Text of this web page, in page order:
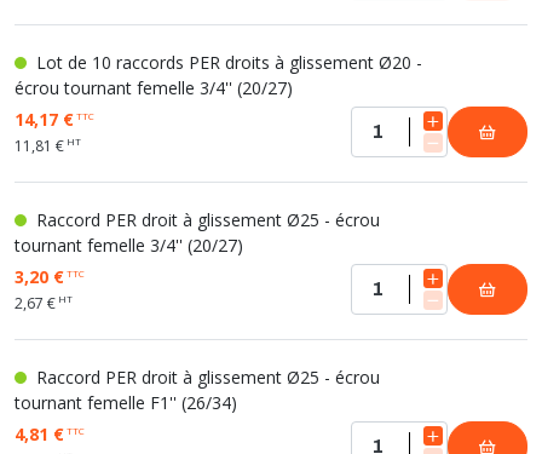
Lot de 10 raccords PER droits à glissement Ø20 -
écrou tournant femelle 3/4'' (20/27)
14,17 €TTC
11,81 € HT
Raccord PER droit à glissement Ø25 - écrou
tournant femelle 3/4'' (20/27)
3,20 €TTC
2,67 € HT
Raccord PER droit à glissement Ø25 - écrou
tournant femelle F1'' (26/34)
4,81 €TTC